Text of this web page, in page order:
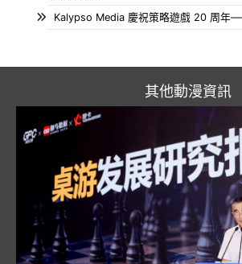
Kalypso Media 慶祝策略遊戲 20 周年
其他動漫資訊